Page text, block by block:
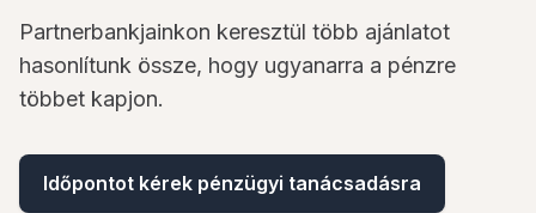
Partnerbankjainkon keresztül több ajánlatot
hasonlítunk össze, hogy ugyanarra a pénzre
többet kapjon.
Időpontot kérek pénzügyi tanácsadásra